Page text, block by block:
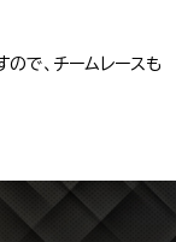
事業
ので、チームレースも